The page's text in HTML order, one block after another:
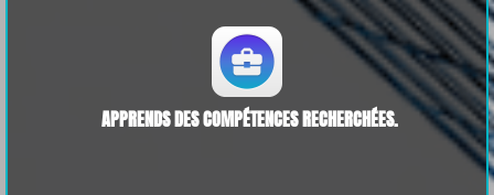
APPRENDS DES COMPÉTENCES RECHERCHÉES.